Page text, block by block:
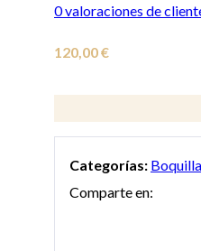
0valoraciones de
120,00€
Categorías:
Comparte en: